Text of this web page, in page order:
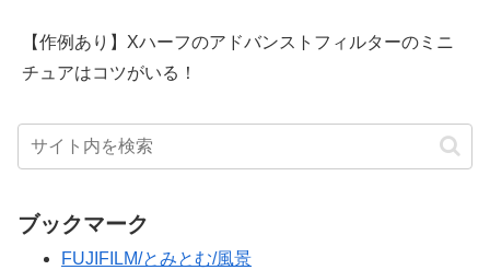
【作例あり】Xハーフのアドバンストフィルターのミニ
チュアはコツがいる！
ブックマーク
FUJIFILM/とみとむ/風景